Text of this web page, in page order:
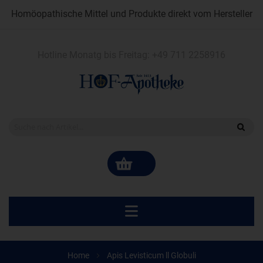
Homöopathische Mittel und Produkte direkt vom Hersteller
Home Apis Levisticum ll Globuli